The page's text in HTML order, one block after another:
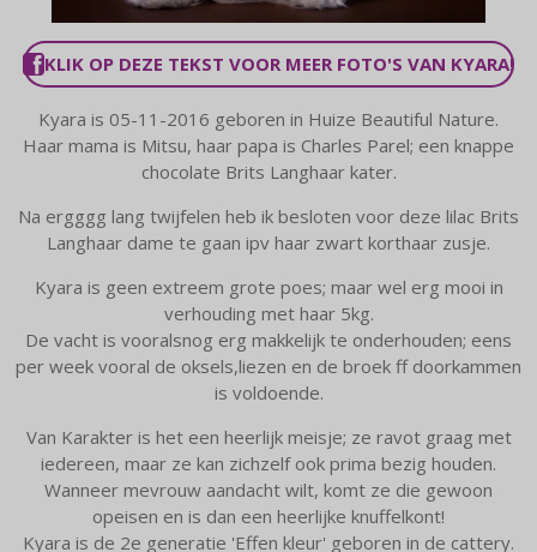
KLIK OP DEZE TEKST VOOR MEER FOTO'S VAN KYARA!
Kyara is 05-11-2016 geboren in Huize Beautiful Nature.
Haar mama is Mitsu, haar papa is Charles Parel; een knappe
chocolate Brits Langhaar kater.
Na ergggg lang twijfelen heb ik besloten voor deze lilac Brits
Langhaar dame te gaan ipv haar zwart korthaar zusje.
Kyara is geen extreem grote poes; maar wel erg mooi in
verhouding met haar 5kg.
De vacht is vooralsnog erg makkelijk te onderhouden; eens
per week vooral de oksels,liezen en de broek ff doorkammen
is voldoende.
Van Karakter is het een heerlijk meisje; ze ravot graag met
iedereen, maar ze kan zichzelf ook prima bezig houden.
Wanneer mevrouw aandacht wilt, komt ze die gewoon
opeisen en is dan een heerlijke knuffelkont!
Kyara is de 2e generatie 'Effen kleur' geboren in de cattery.